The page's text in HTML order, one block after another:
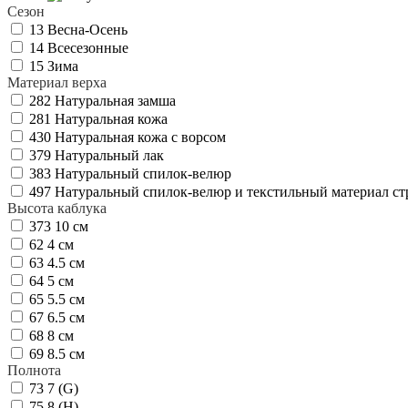
Сезон
13 Весна-Осень
14 Всесезонные
15 Зима
Материал верха
282 Натуральная замша
281 Натуральная кожа
430 Натуральная кожа с ворсом
379 Натуральный лак
383 Натуральный спилок-велюр
497 Натуральный спилок-велюр и текстильный материал
Высота каблука
373 10 см
62 4 см
63 4.5 см
64 5 см
65 5.5 см
67 6.5 см
68 8 см
69 8.5 см
Полнота
73 7 (G)